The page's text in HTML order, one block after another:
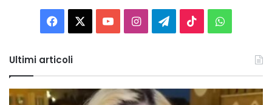
Facebook You InstagramTelegram
TikTok
Ultimi articoli